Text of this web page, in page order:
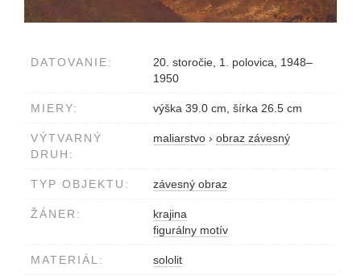
DATOVANIE:
20. storočie, 1. polovica, 1948–
1950
MIERY: výška 39.0 cm, šírka 26.5 cm
VÝTVARNÝ
DRUH:
maliarstvo › obraz závesný
TYP OBJEKTU: závesný obraz
ŽÁNER:
krajina
figurálny motív
MATERIÁL: sololit